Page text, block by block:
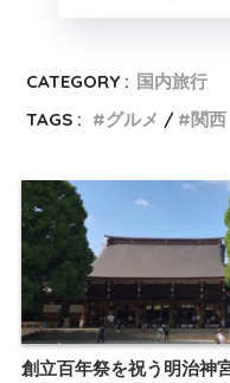
CATEGORY : 国内旅行
TAGS :
グルメ 関西
創立百年祭を祝う明治神